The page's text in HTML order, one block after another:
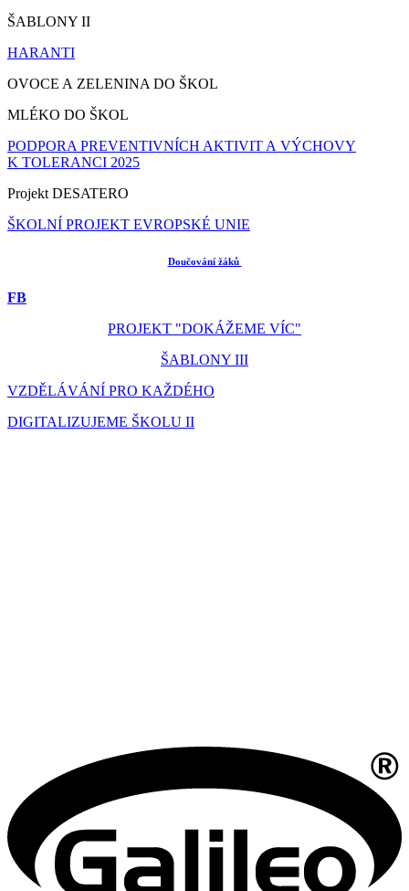
ŠABLONY II
HARANTI
OVOCE A ZELENINA DO ŠKOL
MLÉKO DO ŠKOL
PODPORA PREVENTIVNÍCH AKTIVIT A VÝCHOVY
K TOLERANCI 2025
Projekt DESATERO
ŠKOLNÍ PROJEKT EVROPSKÉ UNIE
Doučování žáků
FB
PROJEKT "DOKÁŽEME VÍC"
ŠABLONY III
VZDĚLÁVÁNÍ PRO KAŽDÉHO
DIGITALIZUJEME ŠKOLU II